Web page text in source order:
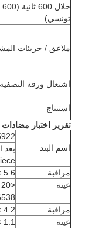
تونسي)
ملاعق / جزيئات
اشتعال ورقة التصفية
استنتاج
تقرير اختبار مضادات
اسم البند
مراقبة
5.6 × 106
عينة
<20
مراقبة
4.2 × 105
عينة
1.1 × 103